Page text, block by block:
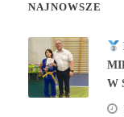
NAJNOWSZE
W